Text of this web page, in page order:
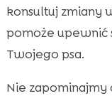
konsultuj zmiany
pomoże upewnić
Twojego psa.
Nie